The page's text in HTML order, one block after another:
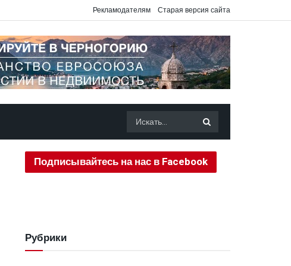
Рекламодателям Старая версия сайта
Подписывайтесь на нас в Facebook
Рубрики